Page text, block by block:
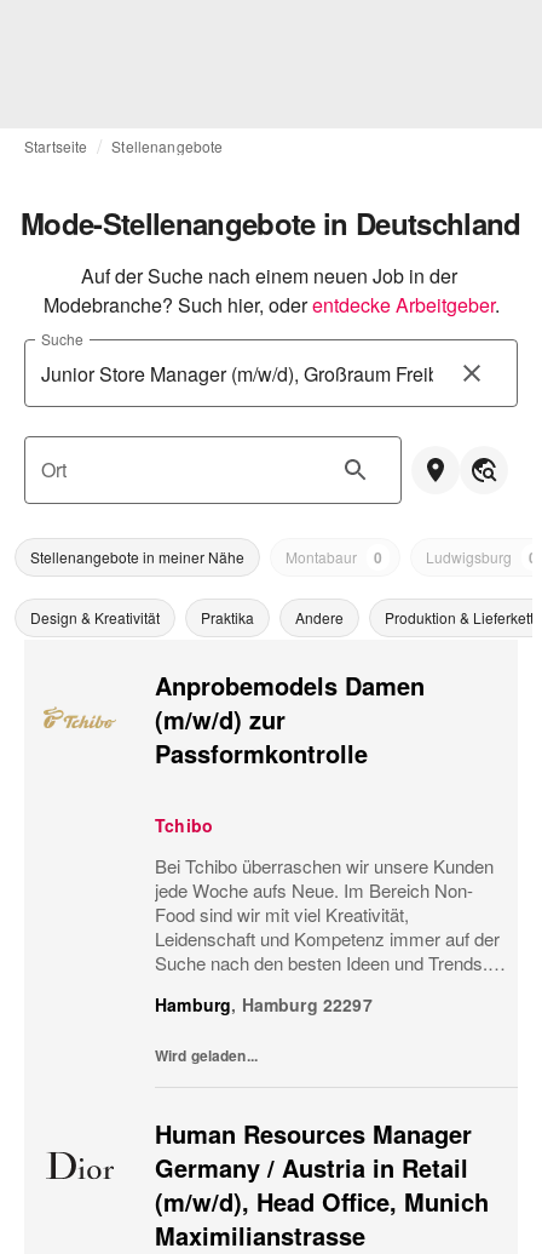
Startseite Stellenangebote
Mode-Stellenangebote in Deutschland
Auf der Suche nach einem neuen Job in der
Modebranche? Such hier, oderentdecke Arbeitgeber.
Suche
Ort
Stellenangebote in meiner Nähe Montabaur 0 Ludwigsburg 0
Design & Kreativität Praktika Andere Produktion & Lieferkette
Anprobemodels Damen
(m/w/d) zur
Passformkontrolle
Tchibo
Bei Tchibo überraschen wir unsere Kunden
jede Woche aufs Neue. Im Bereich Non-
Food sind wir mit viel Kreativität,
Leidenschaft und Kompetenz immer auf der
Suche nach den besten Ideen und Trends.
besser machen und ständig
Hamburg, Hamburg 22297
Wird geladen...
Human Resources Manager
Germany / Austria in Retail
(m/w/d), Head Office, Munich
Maximilianstrasse